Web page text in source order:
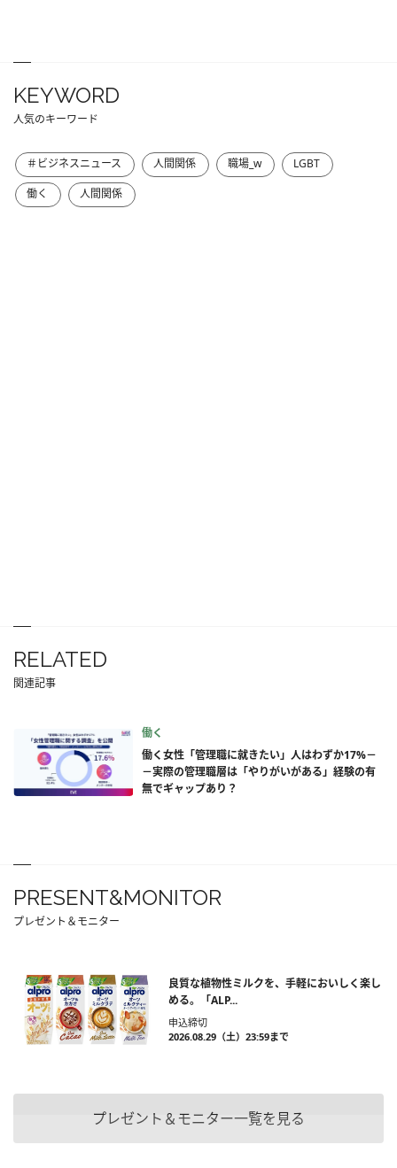
KEYWORD
人気のキーワード
＃ビジネスニュース 人間関係 職場_w
LGBT
働く
人間関係
RELATED
関連記事
働く
働く女性「管理職に就きたい」人はわずか17%－
－実際の管理職層は「やりがいがある」経験の有
無でギャップあり？
PRESENT&MONITOR
プレゼント＆モニター
良質な植物性ミルクを、手軽においしく楽し
める。「ALP...
申込締切
2026.08.29（土）23:59まで
プレゼント＆モニター一覧を見る